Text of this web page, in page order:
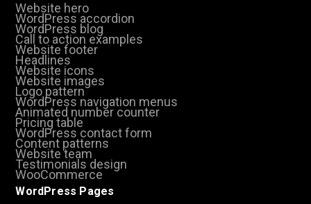
Website hero
WordPress accordion
WordPress blog
Call to action examples
Website footer
Headlines
Website icons
Website images
Logo pattern
WordPress navigation menus
Animated number counter
Pricing table
WordPress contact form
Content patterns
Website team
Testimonials design
WooCommerce
WordPress Pages